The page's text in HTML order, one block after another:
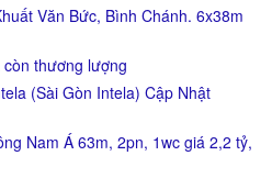
Văn Bức, Bình Chánh. 6x38m
thương lượng
(Sài Gòn Intela) Cập Nhật
Nam Á 63m, 2pn, 1wc giá 2,2 tỷ,